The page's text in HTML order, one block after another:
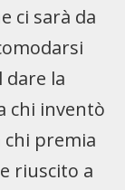
ci sarà da
dare la
chi inventò
premia
riuscito a